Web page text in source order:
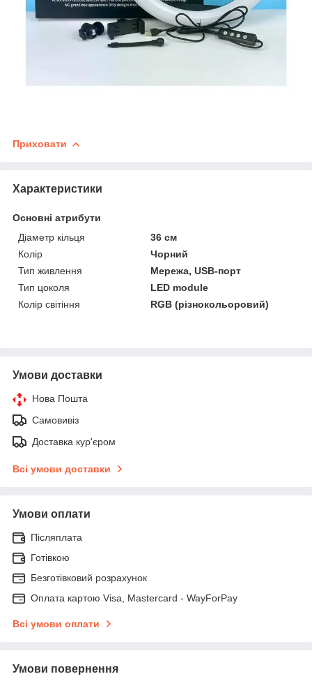
Приховати
Характеристики
Основні атрибути
Діаметр кільця
36 см
Колір
Чорний
Тип живлення
Мережа, USB-порт
Тип цоколя
LED module
Колір світіння
RGB (різнокольоровий)
Умови доставки
Нова Пошта
Самовивіз
Доставка кур'єром
Всі умови доставки
Умови оплати
Післяплата
Готівкою
Безготівковий розрахунок
Оплата картою Visa, Mastercard - WayForPay
Всі умови оплати
Умови повернення